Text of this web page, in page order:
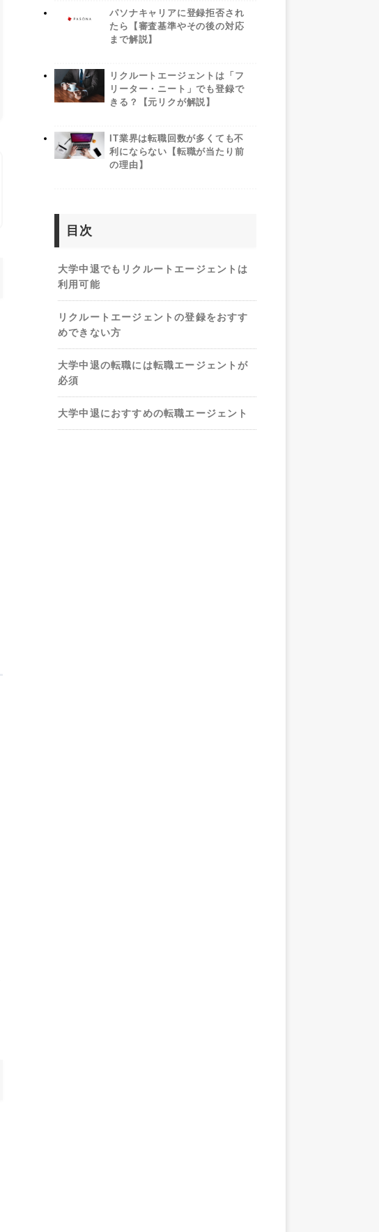
パソナキャリアに登録拒否され
たら【審査基準やその後の対応
まで解説】
リクルートエージェントは「フ
リーター・ニート」でも登録で
きる？【元リクが解説】
IT業界は転職回数が多くても不
利にならない【転職が当たり前
の理由】
目次
大学中退でもリクルートエージェントは
利用可能
リクルートエージェントの登録をおすす
めできない方
大学中退の転職には転職エージェントが
必須
大学中退におすすめの転職エージェント